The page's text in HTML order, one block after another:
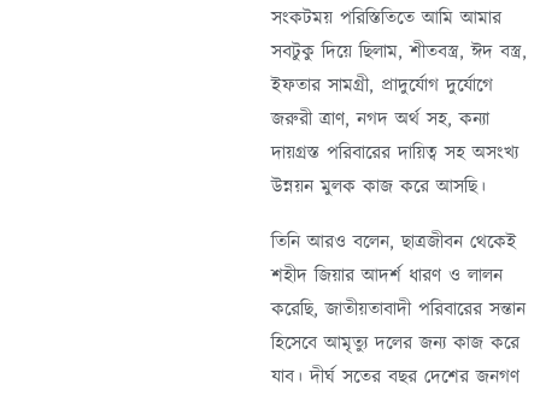
সংকটময় পরিস্তিতিতে আমি আমার
সবটুকু দিয়ে ছিলাম, শীতবস্ত্র, ঈদ বস্ত্র,
ইফতার সামগ্রী, প্রাদুর্যোগ দুর্যোগে
জরুরী ত্রাণ, নগদ অর্থ সহ, কন্যা
দায়গ্রস্ত পরিবারের দায়িত্ব সহ অসংখ্য
উন্নয়ন মুলক কাজ করে আসছি।
তিনি আরও বলেন, ছাত্রজীবন থেকেই
শহীদ জিয়ার আদর্শ ধারণ ও লালন
করেছি, জাতীয়তাবাদী পরিবারের সন্তান
হিসেবে আমৃত্যু দলের জন্য কাজ করে
যাব। দীর্ঘ সতের বছর দেশের জনগণ